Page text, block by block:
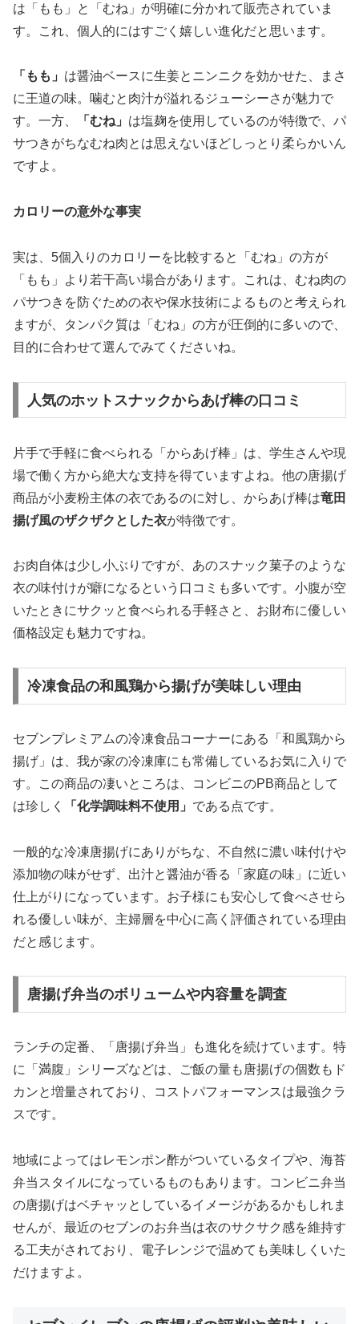
は「もも」と「むね」が明確に分かれて販売されていま
す。これ、個人的にはすごく嬉しい進化だと思います。
「もも」 は醤油ベースに生姜とニンニクを効かせた、まさ
に王道の味。噛むと肉汁が溢れるジューシーさが魅力で
す。一方、
「むね」 は塩麹を使用しているのが特徴で、パ
サつきがちなむね肉とは思えないほどしっとり柔らかいん
ですよ。
カロリーの意外な事実
実は、5個入りのカロリーを比較すると「むね」の方が
「もも」より若干高い場合があります。これは、むね肉の
パサつきを防ぐための衣や保水技術によるものと考えられ
ますが、タンパク質は「むね」の方が圧倒的に多いので、
目的に合わせて選んでみてくださいね。
人気のホットスナックからあげ棒の口コミ
片手で手軽に食べられる「からあげ棒」は、学生さんや現
場で働く方から絶大な支持を得ていますよね。他の唐揚げ
商品が小麦粉主体の衣であるのに対し、からあげ棒は竜田
揚げ風のザクザクとした衣が特徴です。
お肉自体は少し小ぶりですが、あのスナック菓子のような
衣の味付けが癖になるという口コミも多いです。小腹が空
いたときにサクッと食べられる手軽さと、お財布に優しい
価格設定も魅力ですね。
冷凍食品の和風鶏から揚げが美味しい理由
セブンプレミアムの冷凍食品コーナーにある「和風鶏から
揚げ」は、我が家の冷凍庫にも常備しているお気に入りで
す。この商品の凄いところは、コンビニのPB商品として
は珍しく
「化学調味料不使用」 である点です。
一般的な冷凍唐揚げにありがちな、不自然に濃い味付けや
添加物の味がせず、出汁と醤油が香る「家庭の味」に近い
仕上がりになっています。お子様にも安心して食べさせら
れる優しい味が、主婦層を中心に高く評価されている理由
だと感じます。
唐揚げ弁当のボリュームや内容量を調査
ランチの定番、「唐揚げ弁当」も進化を続けています。特
に「満腹」シリーズなどは、ご飯の量も唐揚げの個数もド
カンと増量されており、コストパフォーマンスは最強クラ
スです。
地域によってはレモンポン酢がついているタイプや、海苔
弁当スタイルになっているものもあります。コンビニ弁当
の唐揚げはベチャッとしているイメージがあるかもしれま
せんが、最近のセブンのお弁当は衣のサクサク感を維持す
る工夫がされており、電子レンジで温めても美味しくいた
だけますよ。